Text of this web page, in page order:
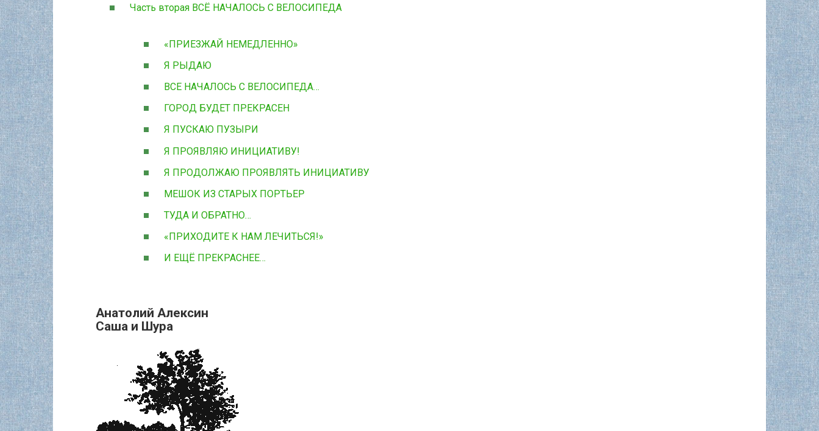
Часть вторая ВСЁ НАЧАЛОСЬ С ВЕЛОСИПЕДА
«ПРИЕЗЖАЙ НЕМЕДЛЕННО»
Я РЫДАЮ
ВСЕ НАЧАЛОСЬ С ВЕЛОСИПЕДА…
ГОРОД БУДЕТ ПРЕКРАСЕН
Я ПУСКАЮ ПУЗЫРИ
Я ПРОЯВЛЯЮ ИНИЦИАТИВУ!
Я ПРОДОЛЖАЮ ПРОЯВЛЯТЬ ИНИЦИАТИВУ
МЕШОК ИЗ СТАРЫХ ПОРТЬЕР
ТУДА И ОБРАТНО…
«ПРИХОДИТЕ К НАМ ЛЕЧИТЬСЯ!»
И ЕЩЁ ПРЕКРАСНЕЕ…
Анатолий Алексин
Саша и Шура